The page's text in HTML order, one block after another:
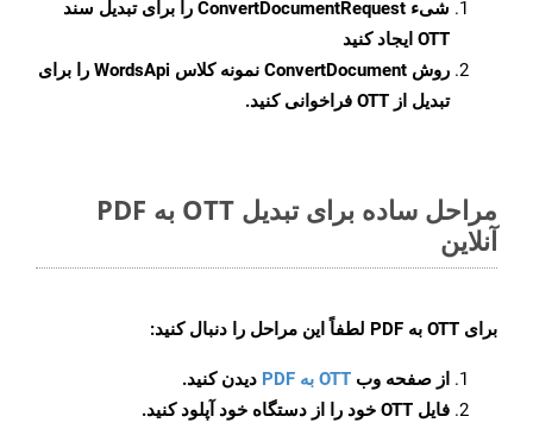
شیء ConvertDocumentRequest را برای تبدیل سند
OTT ایجاد کنید
روش ConvertDocument
نمونه کلاس WordsApi را برای
تبدیل از OTT فراخوانی کنید.
مراحل ساده برای تبدیل OTT به PDF
آنلاین
برای OTT به PDF لطفاً این مراحل را دنبال کنید:
از صفحه وب OTT به PDF
دیدن کنید.
فایل OTT خود را از دستگاه خود آپلود کنید.